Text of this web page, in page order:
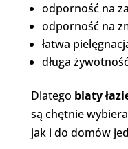
odporność na
odporność na
łatwa
długa
Dlatego blaty
są chętnie
jak i do domów